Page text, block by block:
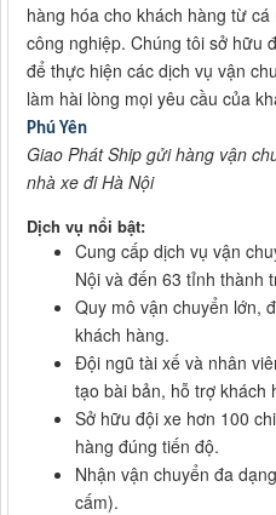
hàng hóa cho khách hàng từ
công nghiệp. Chúng tôi sở hữu
để thực hiện các dịch vụ vận
làm hài lòng mọi yêu cầu của
Phú Yên
Giao Phát Ship gửi hàng vận
nhà xe đi Hà Nội
Dịch vụ nổi bật:
Cung cấp dịch vụ vận
Nội và đến 63 tỉnh thành
Quy mô vận chuyển lớn,
khách hàng.
Đội ngũ tài xế và nhân
tạo bài bản, hỗ trợ khách
Sở hữu đội xe hơn 100
hàng đúng tiến độ.
Nhận vận chuyển đa
cấm).